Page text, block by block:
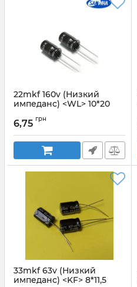
22mkf 160v (Низкий
импеданс) <WL> 10*20
Артикул:
6,75 грн
33mkf 63v (Низкий
импеданс) <KF> 8*11,5